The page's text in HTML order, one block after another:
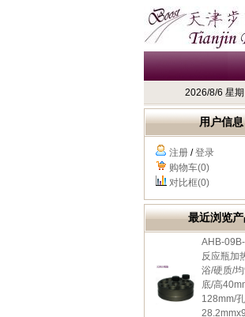
2026/8/6 星期
用户信息
注册 /登录
购物车(0)
对比框(0)
最近浏览
AHB-
反应瓶加
浴/硬质/
底/高
128mm/
28.2mmx9